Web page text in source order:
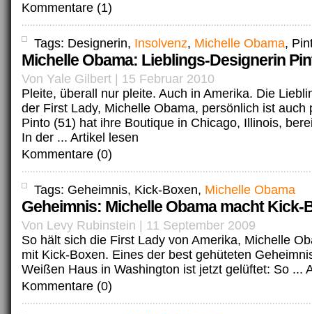
Kommentare (1)
Tags: Designerin, Insolvenz, Michelle Obama,
Michelle Obama: Lieblings-Designerin
Von Yale Gilbert | 15 Februar 2010
Pleite, überall nur pleite. Auch in Amerika. Die
der First Lady, Michelle Obama, persönlich ist auch
Pinto (51) hat ihre Boutique in Chicago, Illinois,
In der ... Artikel lesen
Kommentare (0)
Tags: Geheimnis, Kick-Boxen, Michelle Obama
Geheimnis: Michelle Obama macht Kick-
Von Levy Rubinstein | 11 September 2009
So hält sich die First Lady von Amerika, Michelle
mit Kick-Boxen. Eines der best gehüteten
Weißen Haus in Washington ist jetzt gelüftet: So ...
Kommentare (0)